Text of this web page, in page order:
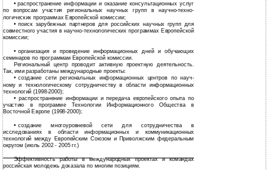
• распространение информации и оказание консультационных услуг
по вопросам участия региональных научных групп в научно-техно-
логических программах Европейской комиссии;
• поиск зарубежных партнеров для российских научных групп для
совместного участия внаучно-технологических программах Европейской
комиссии;
• организация и проведение информационных дней и обучающих
семинаров по программам Европейской комиссии.
Региональный центр проводит активную проектную деятельность.
Так, ими разработаны международные проекты:
• создание сети региональных информационных центров по науч-
ному и технологическому сотрудничеству в области информационных
технологий(1998-2000);
• распространение информации и передача европейского опыта по
участию в программе Технологии Информационного Общества в
Восточной Европе (1998-2000);
• создание многоуровневой сети для сотрудничества в
исследованиях в области информационных и коммуникационных
технологий между Европейским Союзом и Приволжским федеральным
округом (июль 2002 - 2005 гг.)
Эффективность работы в международных проектах и командах
российская молодежь доказала по многим позициям.